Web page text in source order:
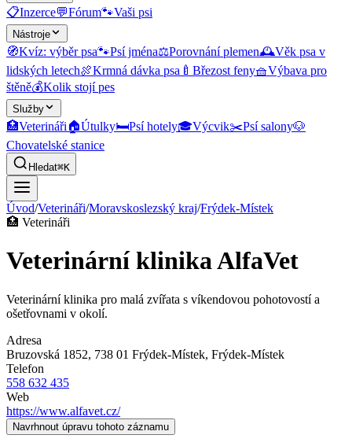
📋Inzerce💬Fórum🐾Vaši psi
Nástroje
🧭Kvíz: výběr psa🐾Psí jména⚖️Porovnání plemen🕰️Věk psa v
lidských letech🍖Krmná dávka psa 🍼 Březost feny🧺Výbava pro
štěně💰Kolik stojí pes
Služby
🏥Veterináři🏠Útulky🛏️Psí hotely🎓Výcvik✂️Psí salony🐶
Chovatelské stanice
Hledat⌘K
Úvod/Veterináři/Moravskoslezský kraj/Frýdek-Místek
🏥 Veterináři
Veterinární klinika AlfaVet
Veterinární klinika pro malá zvířata s víkendovou pohotovostí a
ošetřovnami v okolí.
Adresa
Bruzovská 1852, 738 01 Frýdek-Místek, Frýdek-Místek
Telefon
558 632 435
Web
https://www.alfavet.cz/
Navrhnout úpravu tohoto záznamu